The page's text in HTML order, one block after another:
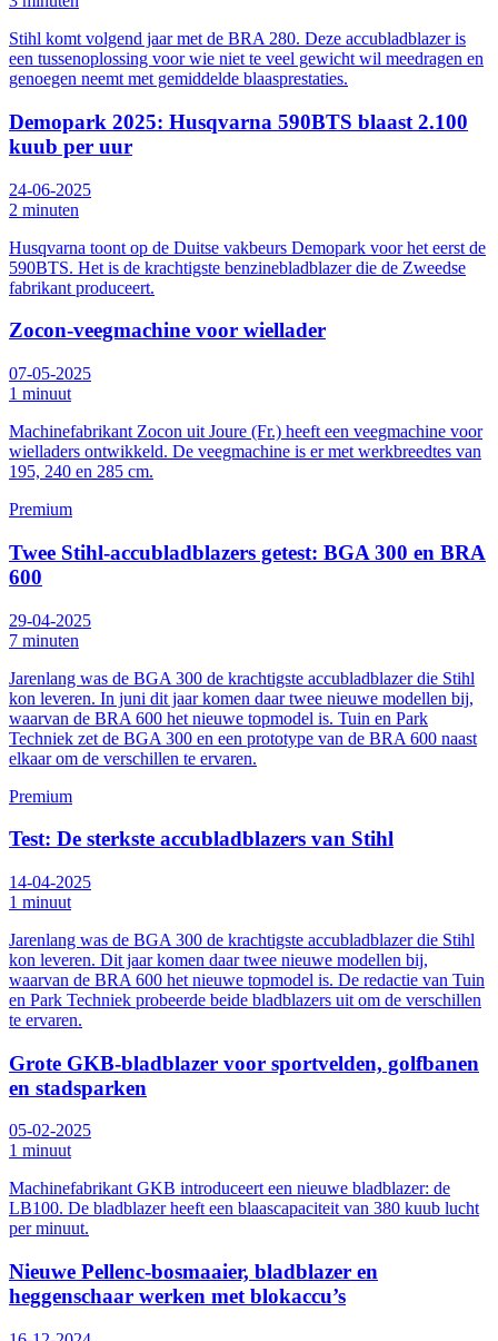
Stihl komt volgend jaar met de BRA 280. Deze accubladblazer is
een tussenoplossing voor wie niet te veel gewicht wil meedragen en
genoegen neemt met gemiddelde blaasprestaties.
Demopark 2025: Husqvarna 590BTS blaast 2.100
kuub per uur
24-06-2025
2 minuten
Husqvarna toont op de Duitse vakbeurs Demopark voor het eerst de
590BTS. Het is de krachtigste benzinebladblazer die de Zweedse
fabrikant produceert.
Zocon-veegmachine voor wiellader
07-05-2025
1 minuut
Machinefabrikant Zocon uit Joure (Fr.) heeft een veegmachine voor
wielladers ontwikkeld. De veegmachine is er met werkbreedtes van
195, 240 en 285 cm.
Premium
Twee Stihl-accubladblazers getest: BGA 300 en BRA
600
29-04-2025
7 minuten
Jarenlang was de BGA 300 de krachtigste accubladblazer die Stihl
kon leveren. In juni dit jaar komen daar twee nieuwe modellen bij,
waarvan de BRA 600 het nieuwe topmodel is. Tuin en Park
Techniek zet de BGA 300 en een prototype van de BRA 600 naast
elkaar om de verschillen te ervaren.
Premium
Test: De sterkste accubladblazers van Stihl
14-04-2025
1 minuut
Jarenlang was de BGA 300 de krachtigste accubladblazer die Stihl
kon leveren. Dit jaar komen daar twee nieuwe modellen bij,
waarvan de BRA 600 het nieuwe topmodel is. De redactie van Tuin
en Park Techniek probeerde beide bladblazers uit om de verschillen
te ervaren.
Grote GKB-bladblazer voor sportvelden, golfbanen
en stadsparken
05-02-2025
1 minuut
Machinefabrikant GKB introduceert een nieuwe bladblazer: de
LB100. De bladblazer heeft een blaascapaciteit van 380 kuub lucht
per minuut.
Nieuwe Pellenc-bosmaaier, bladblazer en
heggenschaar werken met blokaccu’s